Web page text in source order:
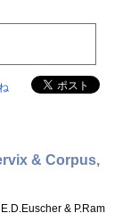
& Corpus,
& P.Ram